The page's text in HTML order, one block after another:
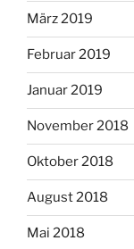
März 2019
Februar 2019
Januar 2019
November 2018
Oktober 2018
August 2018
Mai 2018